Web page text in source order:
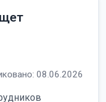
08.06.2026